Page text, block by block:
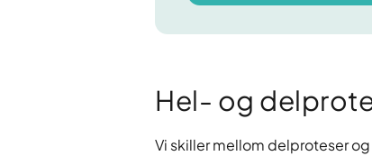
Hel- og
Vi skiller mellom delproteser